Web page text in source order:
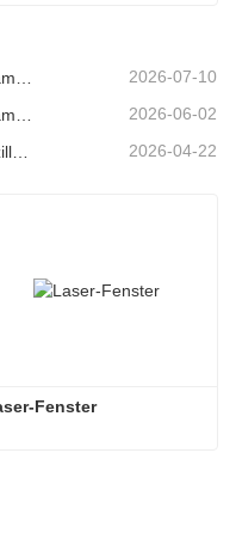
2026-07-10
2026-06-02
Forschung zu parametrischen Oszillatoren im mittleren Infrarotbereich – Teil 04 2026-04-22
Fenster